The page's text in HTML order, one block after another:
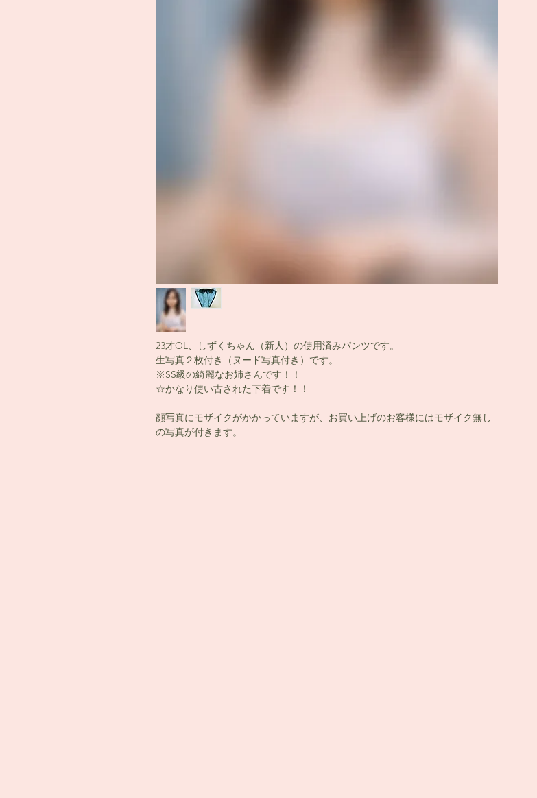
23才OL、しずくちゃん（新人）の使用済みパンツです。
生写真２枚付き（ヌード写真付き）です。
※SS級の綺麗なお姉さんです！！
☆かなり使い古された下着です！！
顔写真にモザイクがかかっていますが、お買い上げのお客様にはモザイク無し
の写真が付きます。